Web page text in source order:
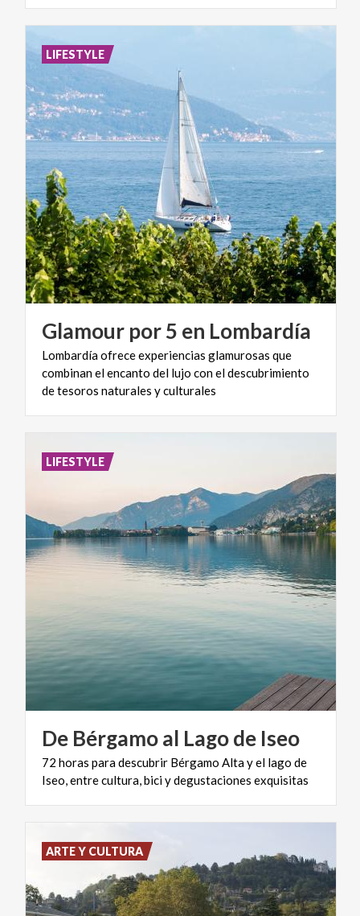
Glamour por5 en Lombardía
Lombardía ofrece experiencias glamurosas que
combinan el encanto del lujo con el descubrimiento
de tesoros naturales y culturales
LIFESTYLE
De Bérgamoal Lagode Iseo
72 horas paradescubrir Bérgamo Altayel lago de
Iseo,entrecultura,biciydegustaciones exquisitas
LIFESTYLE
ARTE Y CULTURA